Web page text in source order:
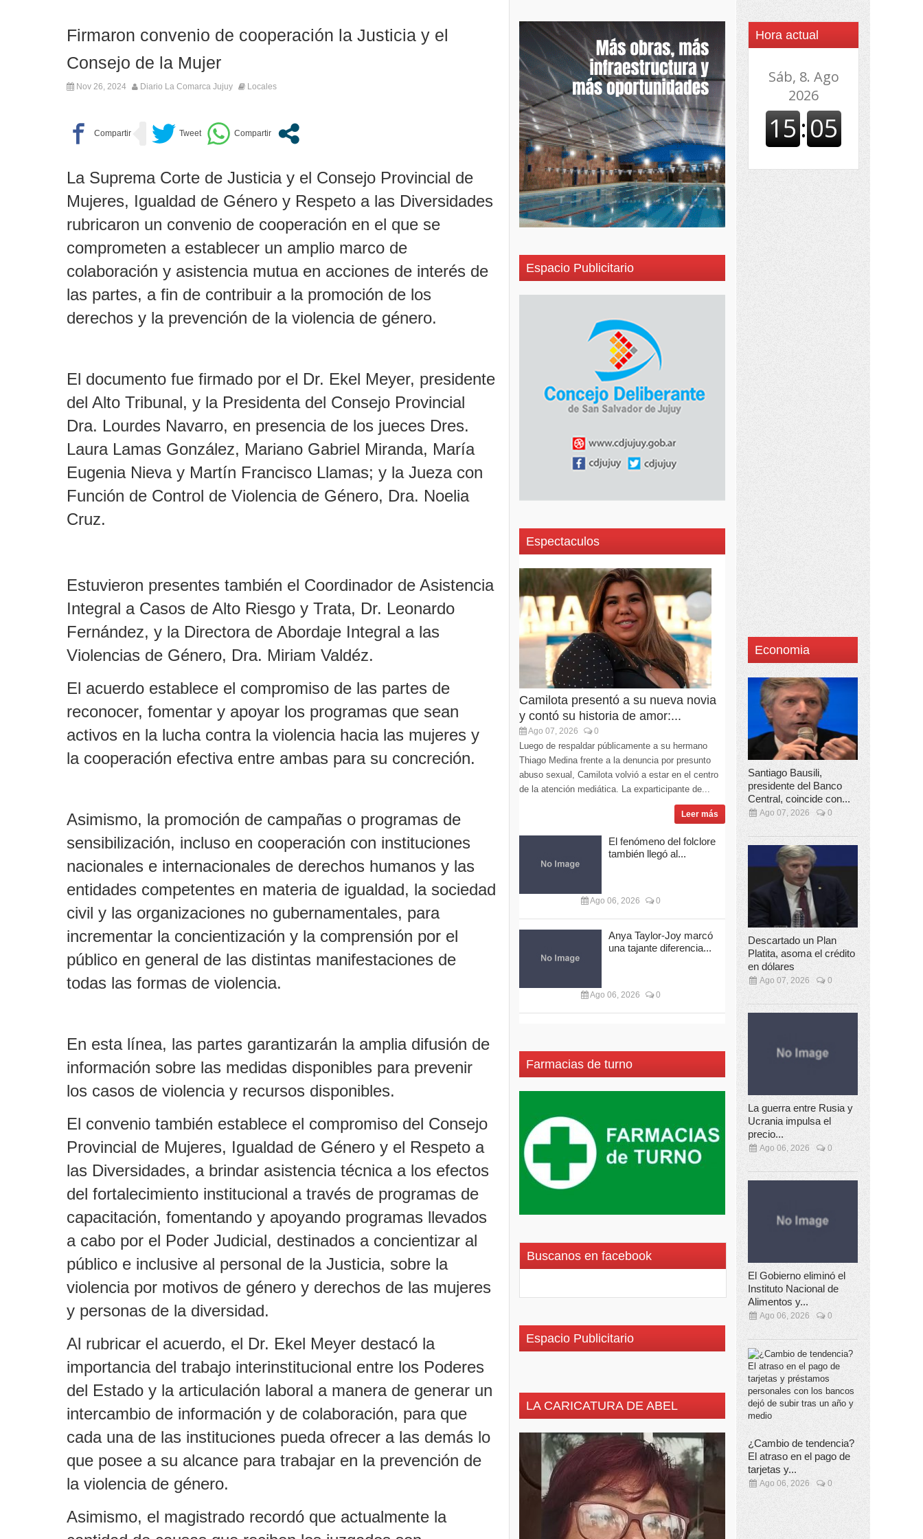
Firmaron convenio de cooperación la Justicia y el
Consejo de la Mujer
Nov 26, 2024 Diario La Comarca Jujuy Locales
La Suprema Corte de Justicia y el Consejo Provincial de
Mujeres, Igualdad de Género y Respeto a las Diversidades
rubricaron un convenio de cooperación en el que se
comprometen a establecer un amplio marco de
colaboración y asistencia mutua en acciones de interés de
las partes, a fin de contribuir a la promoción de los
derechos y la prevención de la violencia de género.
El documento fue firmado por el Dr. Ekel Meyer, presidente
del Alto Tribunal, y la Presidenta del Consejo Provincial
Dra. Lourdes Navarro, en presencia de los jueces Dres.
Laura Lamas González, Mariano Gabriel Miranda, María
Eugenia Nieva y Martín Francisco Llamas; y la Jueza con
Función de Control de Violencia de Género, Dra. Noelia
Cruz.
Estuvieron presentes también el Coordinador de Asistencia
Integral a Casos de Alto Riesgo y Trata, Dr. Leonardo
Fernández, y la Directora de Abordaje Integral a las
Violencias de Género, Dra. Miriam Valdéz.
El acuerdo establece el compromiso de las partes de
reconocer, fomentar y apoyar los programas que sean
activos en la lucha contra la violencia hacia las mujeres y
la cooperación efectiva entre ambas para su concreción.
Asimismo, la promoción de campañas o programas de
sensibilización, incluso en cooperación con instituciones
nacionales e internacionales de derechos humanos y las
entidades competentes en materia de igualdad, la sociedad
civil y las organizaciones no gubernamentales, para
incrementar la concientización y la comprensión por el
público en general de las distintas manifestaciones de
todas las formas de violencia.
En esta línea, las partes garantizarán la amplia difusión de
información sobre las medidas disponibles para prevenir
los casos de violencia y recursos disponibles.
El convenio también establece el compromiso del Consejo
Provincial de Mujeres, Igualdad de Género y el Respeto a
las Diversidades, a brindar asistencia técnica a los efectos
del fortalecimiento institucional a través de programas de
capacitación, fomentando y apoyando programas llevados
a cabo por el Poder Judicial, destinados a concientizar al
público e inclusive al personal de la Justicia, sobre la
violencia por motivos de género y derechos de las mujeres
y personas de la diversidad.
Al rubricar el acuerdo, el Dr. Ekel Meyer destacó la
importancia del trabajo interinstitucional entre los Poderes
del Estado y la articulación laboral a manera de generar un
intercambio de información y de colaboración, para que
cada una de las instituciones pueda ofrecer a las demás lo
que posee a su alcance para trabajar en la prevención de
la violencia de género.
Asimismo, el magistrado recordó que actualmente la
Espacio Publicitario
Espectaculos
Camilota presentó a su nueva novia
y contó su historia de amor:...
Ago 07, 2026 0
Luego de respaldar públicamente a su hermano
Thiago Medina frente a la denuncia por presunto
abuso sexual, Camilota volvió a estar en el centro
de la atención mediática. La exparticipante de...
Leer más
El fenómeno del folclore
también llegó al...
Ago 06, 2026 0
Anya Taylor-Joy marcó
una tajante diferencia...
Ago 06, 2026 0
Farmacias de turno
Buscanos en facebook
Espacio Publicitario
LA CARICATURA DE ABEL
Hora actual
Economia
Santiago Bausili,
presidente del Banco
Central, coincide con...
Ago 07, 2026 0
Descartado un Plan
Platita, asoma el crédito
en dólares
Ago 07, 2026 0
La guerra entre Rusia y
Ucrania impulsa el
precio...
Ago 06, 2026 0
El Gobierno eliminó el
Instituto Nacional de
Alimentos y...
Ago 06, 2026 0
¿Cambio de tendencia?
El atraso en el pago de
tarjetas y...
Ago 06, 2026 0